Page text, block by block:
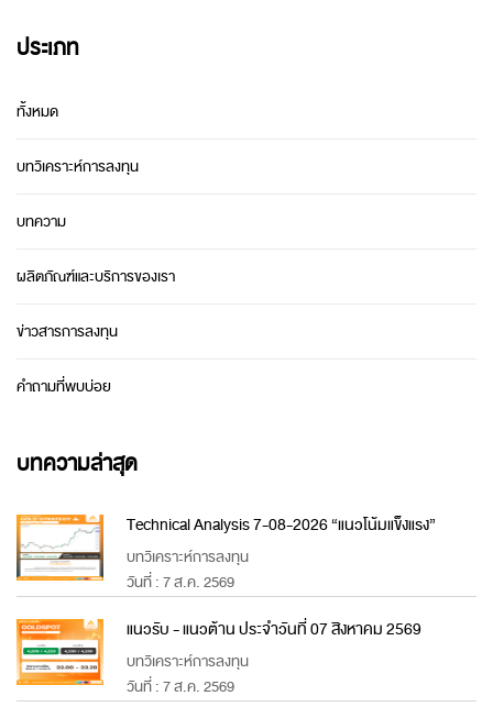
ประเภท
ทั้งหมด
บทวิเคราะห์การลงทุน
บทความ
ผลิตภัณฑ์และบริการของเรา
ข่าวสารการลงทุน
คำถามที่พบบ่อย
บทความล่าสุด
Technical Analysis 7-08-2026 “แนวโน้มแข็งแรง”
บทวิเคราะห์การลงทุน
วันที่ : 7 ส.ค. 2569
แนวรับ - แนวต้าน ประจำวันที่ 07 สิงหาคม 2569
บทวิเคราะห์การลงทุน
วันที่ : 7 ส.ค. 2569